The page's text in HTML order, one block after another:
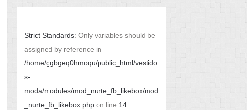
Strict Standards: Only variables should be
assigned by reference in
/home/ggbgeq0hmoqu/public_html/vestido
s-
moda/modules/mod_nurte_fb_likebox/mod
_nurte_fb_likebox.php on line 14